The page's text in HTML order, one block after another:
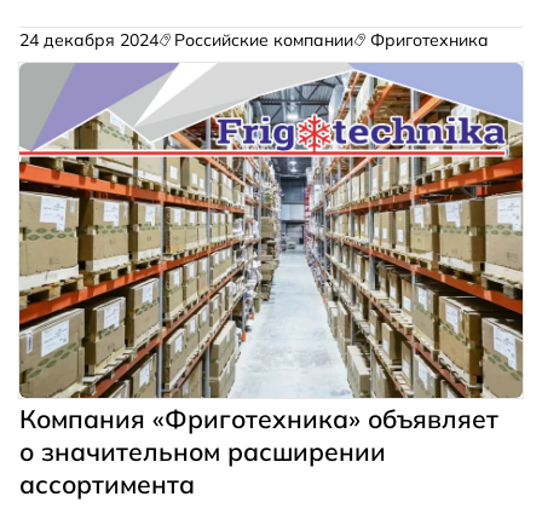
широким ассортиментом холодильного
оборудования — от расходных материалов до
винтовых компрессоров от ведущих мировых
брендов.
24 декабря 2024 Российские компании Фриготехника
Компания «Фриготехника» объявляет
о значительном расширении
ассортимента